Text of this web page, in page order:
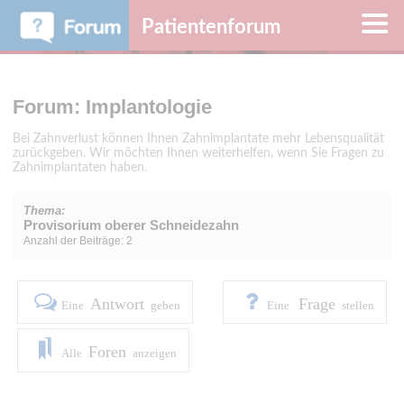
Patientenforum
Forum: Implantologie
Bei Zahnverlust können Ihnen Zahnimplantate mehr Lebensqualität
zurückgeben. Wir möchten Ihnen weiterhelfen, wenn Sie Fragen zu
Zahnimplantaten haben.
Thema:
Provisorium oberer Schneidezahn
Anzahl der Beiträge: 2
Eine Antwort geben Eine Frage stellen
Alle Foren anzeigen